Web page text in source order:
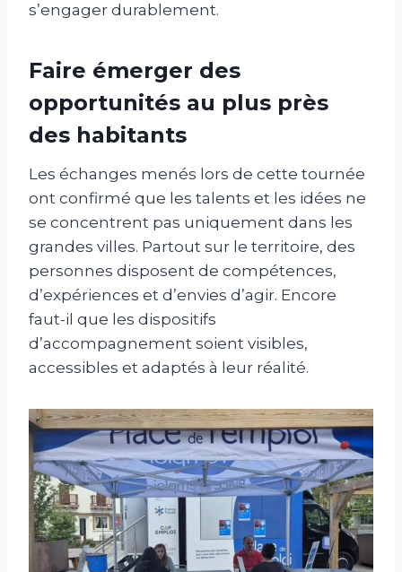
s’engager durablement.
Faire émerger des
opportunités au plus près
des habitants
Les échanges menés lors de cette tournée
ont confirmé que les talents et les idées ne
se concentrent pas uniquement dans les
grandes villes. Partout sur le territoire, des
personnes disposent de compétences,
d’expériences et d’envies d’agir. Encore
faut-il que les dispositifs
d’accompagnement soient visibles,
accessibles et adaptés à leur réalité.